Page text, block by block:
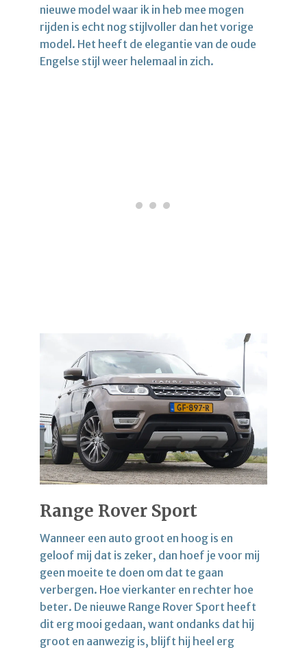
nieuwe model waar ik in heb mee mogen
rijden is echt nog stijlvoller dan het vorige
model. Het heeft de elegantie van de oude
Engelse stijl weer helemaal in zich.
Range Rover Sport
Wanneer een auto groot en hoog is en
geloof mij dat is zeker, dan hoef je voor mij
geen moeite te doen om dat te gaan
verbergen. Hoe vierkanter en rechter hoe
beter. De nieuwe Range Rover Sport heeft
dit erg mooi gedaan, want ondanks dat hij
groot en aanwezig is, blijft hij heel erg